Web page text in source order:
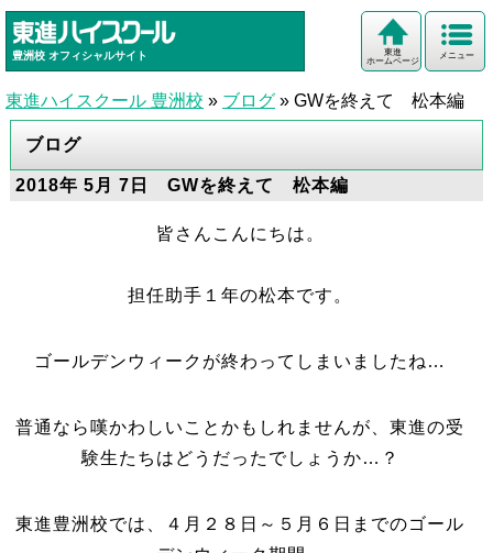
豊洲校 オフィシャルサイト メニュー
東進
ホームページ
東進ハイスクール 豊洲校 » ブログ » GWを終えて 松本編
ブログ
2018年 5月 7日 GWを終えて 松本編
皆さんこんにちは。
担任助手１年の松本です。
ゴールデンウィークが終わってしまいましたね…
普通なら嘆かわしいことかもしれませんが、東進の受
験生たちはどうだったでしょうか…？
東進豊洲校では、４月２８日～５月６日までのゴール